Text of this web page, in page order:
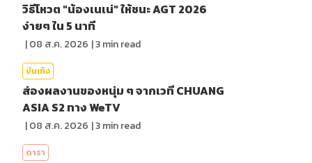
วิธีโหวต "น้องเนเน่" ให้ชนะ AGT 2026
ง่ายๆ ใน 5 นาที
|08 ส.ค. 2026 |3min read
บันเทิง
ส่องผลงานของหนุ่ม ๆ จากเวที CHUANG
ASIA S2 ทาง WeTV
|08 ส.ค. 2026 |3min read
ดารา